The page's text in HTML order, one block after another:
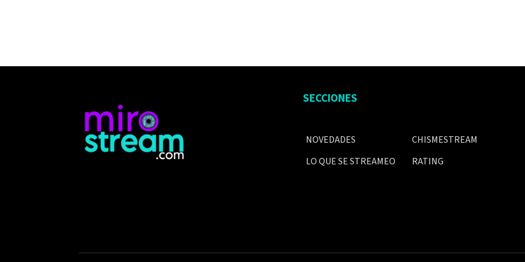
SECCIONES
NOVEDADES
LO QUE SE STREAMEO
CHISMESTREAM
RATING